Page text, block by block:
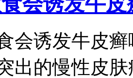
会诱发牛皮
出的慢性皮